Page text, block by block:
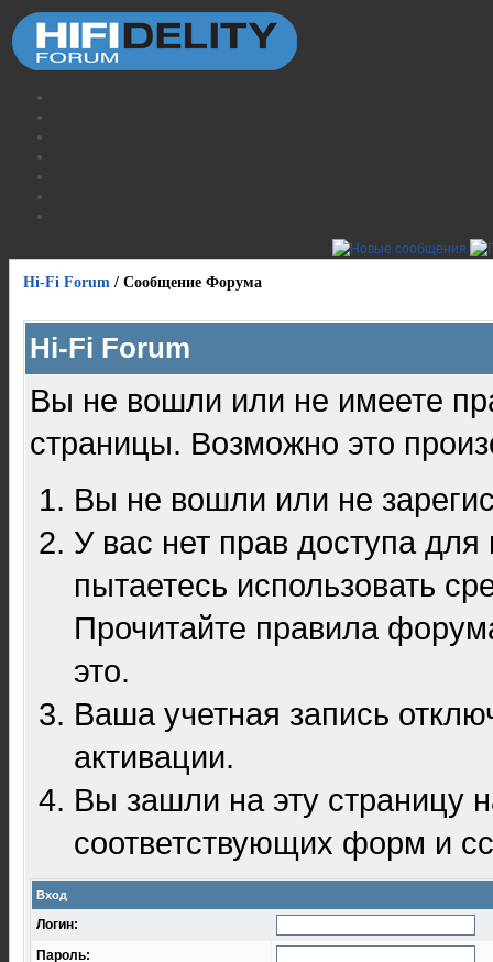
Hi-Fi Forum / Сообщение Форума
Hi-Fi Forum
Вы не вошли или не имеете
страницы. Возможно это
Вы не вошли или не
У вас нет прав доступа
пытаетесь использовать
Прочитайте правила
это.
Ваша учетная запись
активации.
Вы зашли на эту
соответствующих форм и
Вход
Логин:
Пароль: